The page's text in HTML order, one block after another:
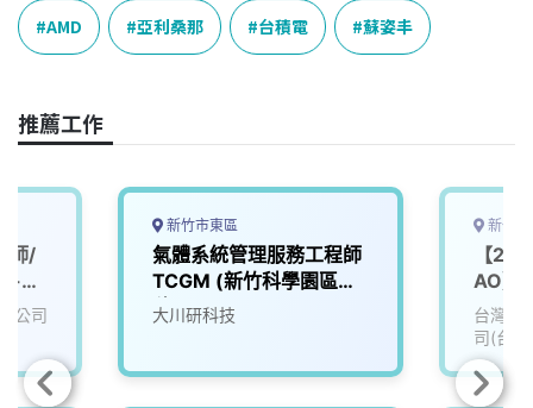
e
b
o
k
e
e
a
k
n
y
L
k
AMD 亞利桑那 台積電 蘇姿丰
推薦工作
師/
-台
公司
新竹市東區
氣體系統管理服務工程師
TCGM (新竹科學園區台
積電tsmc)
大川研科技
新竹
【
AO】
台灣積
司(台